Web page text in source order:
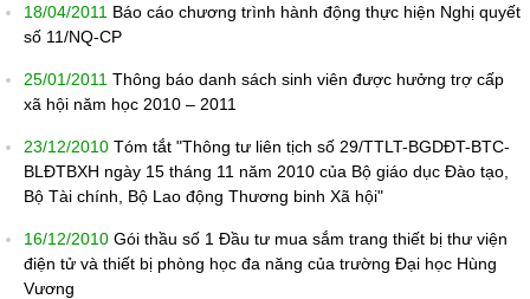
18/04/2011 Báo cáo chương trình hành động thực hiện Nghị quyết
số 11/NQ-CP
25/01/2011 Thông báo danh sách sinh viên được hưởng trợ cấp
xã hội năm học 2010 – 2011
23/12/2010 Tóm tắt "Thông tư liên tịch số 29/TTLT-BGDĐT-BTC-
BLĐTBXH ngày 15 tháng 11 năm 2010 của Bộ giáo dục Đào tạo,
Bộ Tài chính, Bộ Lao động Thương binh Xã hội"
16/12/2010 Gói thầu số 1 Đầu tư mua sắm trang thiết bị thư viện
điện tử và thiết bị phòng học đa năng của trường Đại học Hùng
Vương